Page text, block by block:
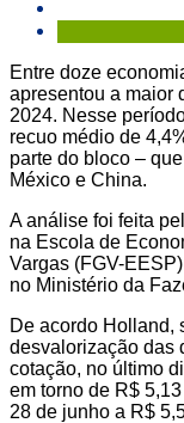
Entre doze
apresentou a maior
2024. Nesse
recuo médio de
parte do bloco –
México e China.
A análise foi feita
na Escola de
Vargas (FGV-
no Ministério da
De acordo Holland,
desvalorização das
cotação, no último
em torno de R$
28 de junho a R$